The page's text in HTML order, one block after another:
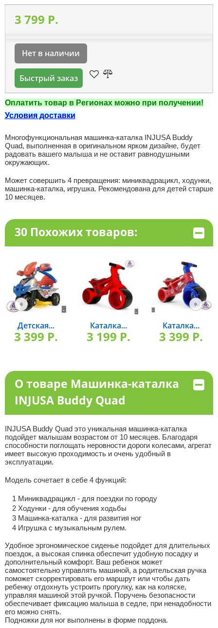
3 799 P.
Нет в наличии
Быстрый заказ
Оплатить товар в Регионах можно при получении!
Условия доставки
Многофункциональная машинка-каталка INJUSA Buddy
Quad, выполненная в оригинальном ярком дизайне, будет
радовать вашего малыша и не оставит равнодушными
окружающих.
Может совершить 4 превращения: миниквадрацикл, ходунки,
машинка-каталка, игрушка. Рекомендована для детей старше
10 месяцев.
30 Похожих товаров:
Детская...
3 399 P.
Каталка...
3 199 P.
Каталка...
3 399 P.
О товаре Машинка-каталка
INJUSA Buddy Quad
INJUSA Buddy Quad это уникальная машинка-каталка
подойдет малышам возрастом от 10 месяцев. Благодаря
способности поглощать неровности дороги колесами, агрегат
имеет высокую проходимость и очень удобный в
эксплуатации.
Модель сочетает в себе 4 функций:
Миниквадрацикл - для поездки по городу
Ходунки - для обучения ходьбы
Машинка-каталка - для развития ног
Игрушка с музыкальным рулем.
Удобное эргономическое сиденье подойдет для длительных
поездок, а высокая спинка обеспечит удобную посадку и
дополнительный комфорт. Ваш ребенок может
самостоятельно управлять машиной, а родительская ручка
поможет скорректировать его маршрут или чтобы дать
ребенку отдохнуть устроить прогулку, как на коляске,
управляя машиной этой ручкой. Поручень безопасности
обеспечивает фиксацию малыша в седле, при ненадобности
его можно снять.
Подножки для ног выполнены в форме поддона.